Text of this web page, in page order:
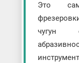
Это
чугун